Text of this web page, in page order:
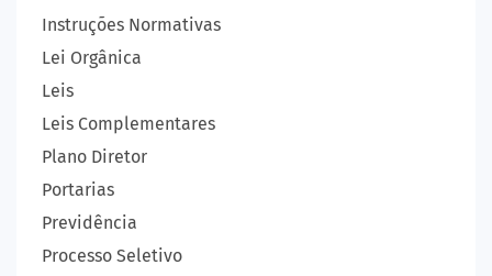
Instruções Normativas
Lei Orgânica
Leis
Leis Complementares
Plano Diretor
Portarias
Previdência
Processo Seletivo